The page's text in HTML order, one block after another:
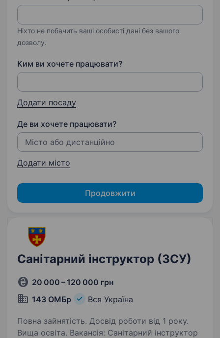
Ніхто не побачить ваші особисті дані без вашого
дозволу.
Ким ви хочете працювати?
Додати посаду
Де ви хочете працювати?
Додати місто
Продовжити
Санітарний інструктор (ЗСУ)
20 000 – 120 000 грн
143 ОМБр
Вся Україна
Повна зайнятість. Досвід роботи від 1 року.
Вища освіта. Вакансія: Санітарний інструктор